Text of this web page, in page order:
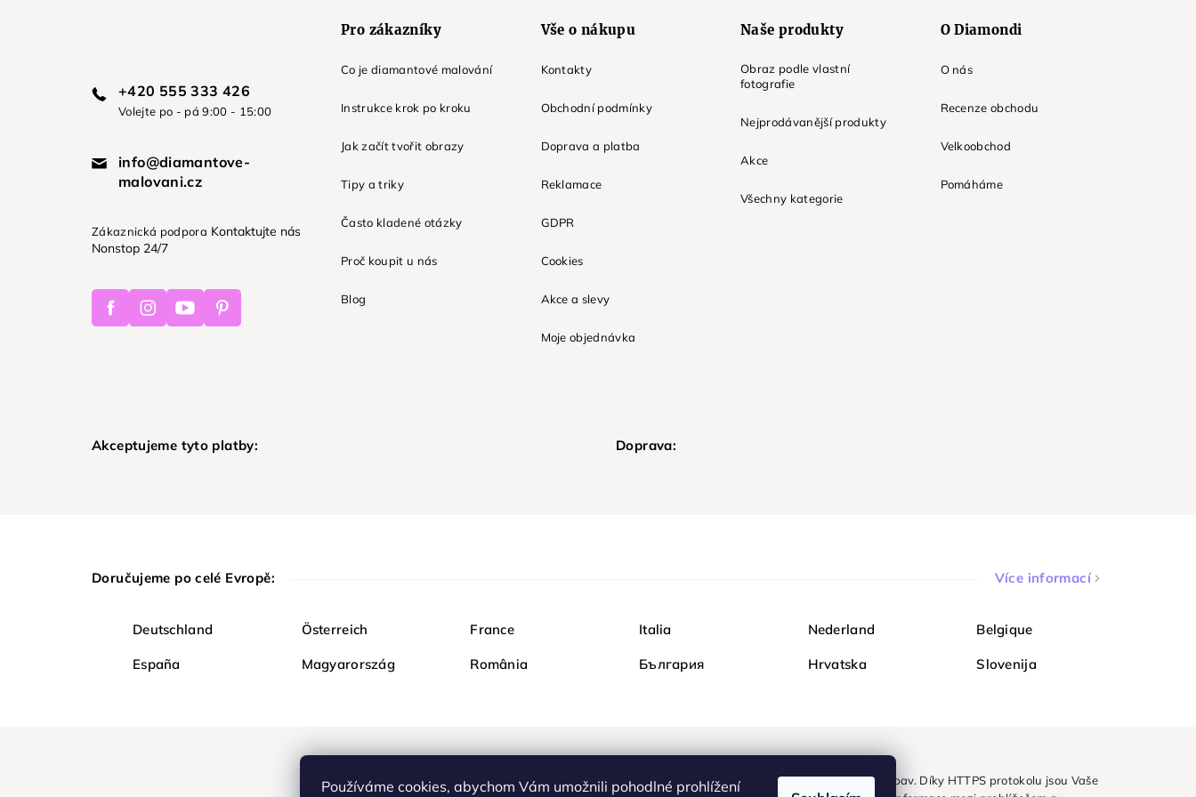
Používáme cookies, abychom Vám umožnili pohodlné prohlížení
+420 555 333 426
Volejte po - pá 9:00 - 15:00
info@diamantove-
malovani.cz
Zákaznická podpora Kontaktujte nás
Nonstop 24/7
FacebookInstagramYoutubePinterest
Pro zákazníky
Co je diamantové malování
Instrukce krok po kroku
Jak začít tvořit obrazy
Tipy a triky
Často kladené otázky
Proč koupit u nás
Blog
Vše o nákupu
Kontakty
Obchodní podmínky
Doprava a platba
Reklamace
GDPR
Cookies
Akce a slevy
Moje objednávka
Naše produkty
Obraz podle vlastní
fotografie
Nejprodávanější produkty
Akce
Všechny kategorie
O Diamondi
O nás
Recenze obchodu
Velkoobchod
Pomáháme
Akceptujeme tyto platby: Doprava:
Doručujeme po celé Evropě: Více informací
Deutschland Österreich France Italia Nederland Belgique
España Magyarország România България Hrvatska Slovenija
Nakupujte na Diamondi bezpečně a bez obav. Díky HTTPS protokolu jsou Vaše